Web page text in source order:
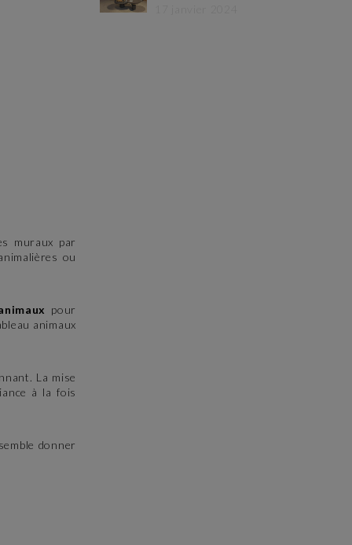
muraux par
ou
pour
animaux
La mise
à la fois
donner